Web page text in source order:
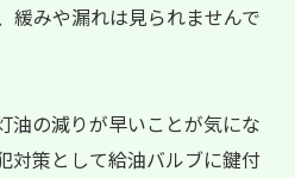
緩みや漏れは見られませんで
油の減りが早いことが気にな
対策として給油バルブに鍵付